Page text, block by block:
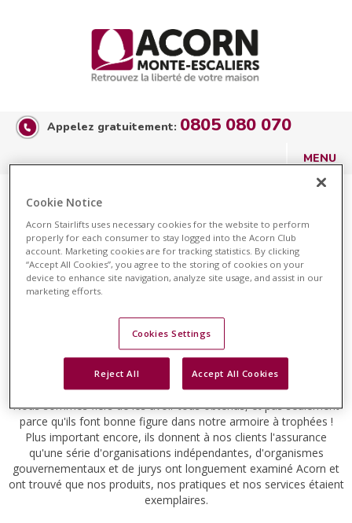
Appelez gratuitement: 0805 080 070
Une série de récompenses et d'accréditations témoigne de la
qualitédes monte-escaliers et des services d'Acorn
Stairlifts.
Certains des prix décernés à Acorn Stairlifts reconnaissent la
escaliers. D'autres reconnaissent la manière dont nous traitons
nos clients et notre personnel, tandis que d'autres encore
récompensent notre succès continu en tant qu'entreprise
britannique multinationale dynamique.
Nous sommes fiers de les avoir tous obtenus, et pas seulement
parce qu'ils font bonne figure dans notre armoire à trophées !
Plus important encore, ils donnent à nos clients l'assurance
qu'une série d'organisations indépendantes, d'organismes
gouvernementaux et de jurys ont longuement examiné Acorn et
ont trouvé que nos produits, nos pratiques et nos services étaient
exemplaires.
Cookie Notice
Acorn Stairlifts uses necessary cookies for the website to perform
properly for each consumer to stay logged into the Acorn Club
account. Marketing cookies are for tracking statistics. By clicking
“Accept All Cookies”, you agree to the storing of cookies on your
device to enhance site navigation, analyze site usage, and assist in our
marketing efforts.
Cookies Settings
Reject All Accept All Cookies